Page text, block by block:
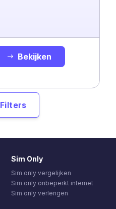
Filters
Bekijken
Sim Only
Sim only vergelijken
Sim only onbeperkt internet
Sim only verlengen